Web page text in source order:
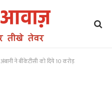
ने बीकेटीसी को दिये 10 करोड़